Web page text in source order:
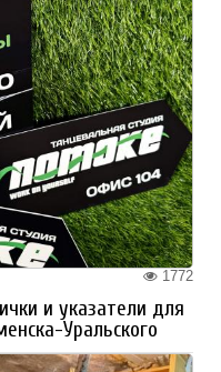
1772
и указатели для
Уральского